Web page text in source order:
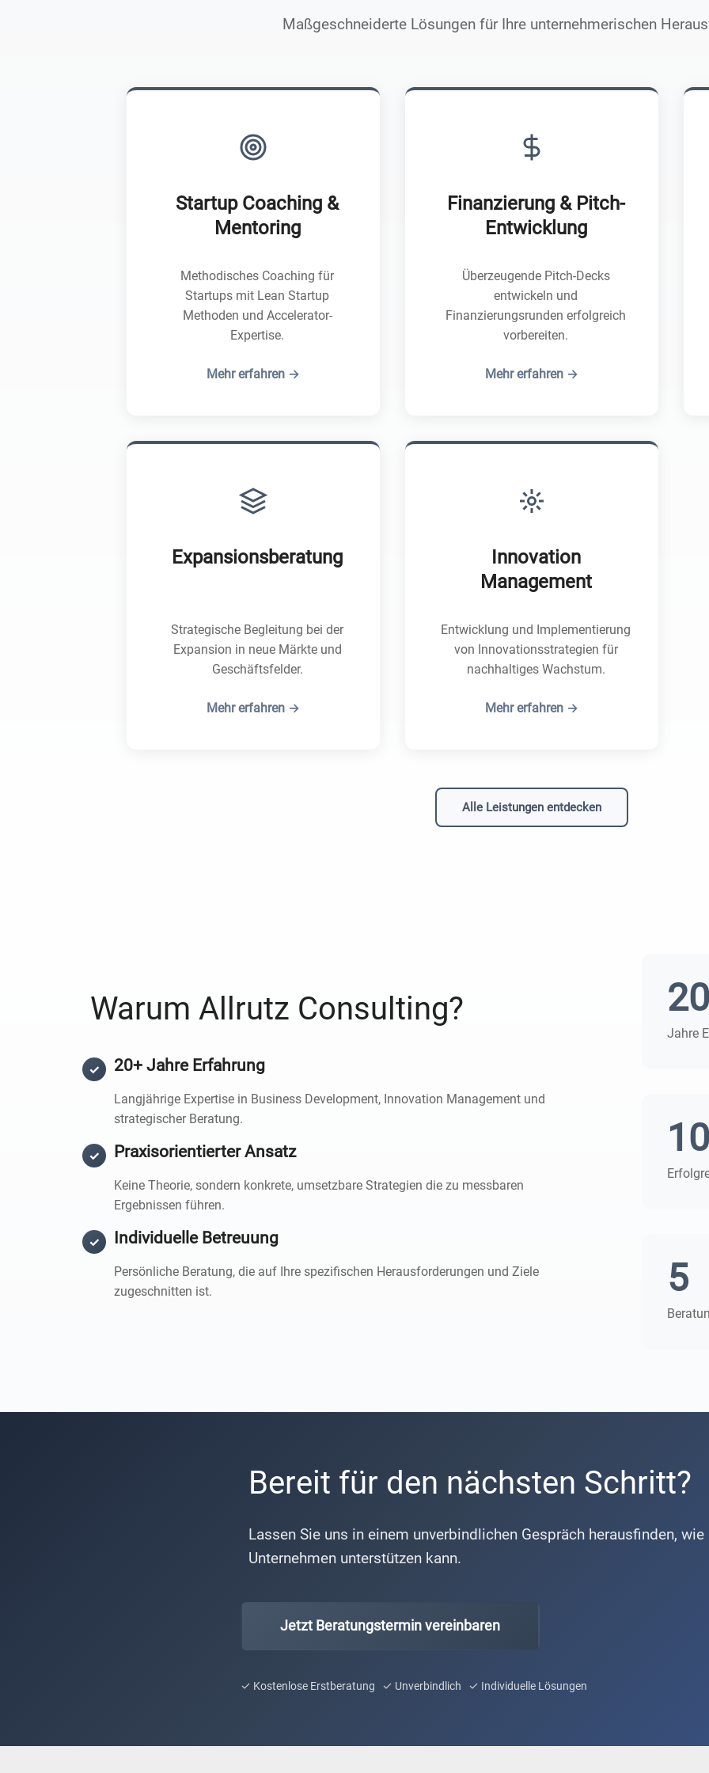
Maßgeschneiderte Lösungen für Ihre unternehmerischen
Startup Coaching &
Mentoring
Methodisches Coaching für
Startups mit Lean Startup
Methoden und Accelerator-
Expertise.
Mehr erfahren →
Finanzierung & Pitch-
Entwicklung
Überzeugende Pitch-Decks
entwickeln und
Finanzierungsrunden erfolgreich
vorbereiten.
Mehr erfahren →
Expansionsberatung
Strategische Begleitung bei der
Expansion in neue Märkte und
Geschäftsfelder.
Mehr erfahren →
Innovation
Management
Entwicklung und Implementierung
von Innovationsstrategien für
nachhaltiges Wachstum.
Mehr erfahren →
Alle Leistungen entdecken
Warum Allrutz Consulting?
✓ 20+ Jahre Erfahrung
Langjährige Expertise in Business Development, Innovation Management und
strategischer Beratung.
✓ Praxisorientierter Ansatz
Keine Theorie, sondern konkrete, umsetzbare Strategien die zu messbaren
Ergebnissen führen.
✓ Individuelle Betreuung
Persönliche Beratung, die auf Ihre spezifischen Herausforderungen und Ziele
zugeschnitten ist.
Jahre
5
Bereit für den nächsten Schritt?
Lassen Sie uns in einem unverbindlichen Gespräch herausfinden, wie
Unternehmen unterstützen kann.
Jetzt Beratungstermin vereinbaren
✓ Kostenlose Erstberatung ✓ Unverbindlich ✓ Individuelle Lösungen